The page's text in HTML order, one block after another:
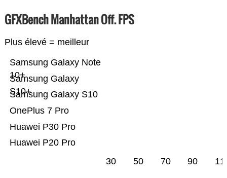
GFXBench Manhattan Off. FPS
Plus élevé = meilleur
Huawei P20 Pro
Huawei P30 Pro
OnePlus 7 Pro
Samsung Galaxy S10
Samsung Galaxy
S10+
Samsung Galaxy Note
10+
30 50 70 90